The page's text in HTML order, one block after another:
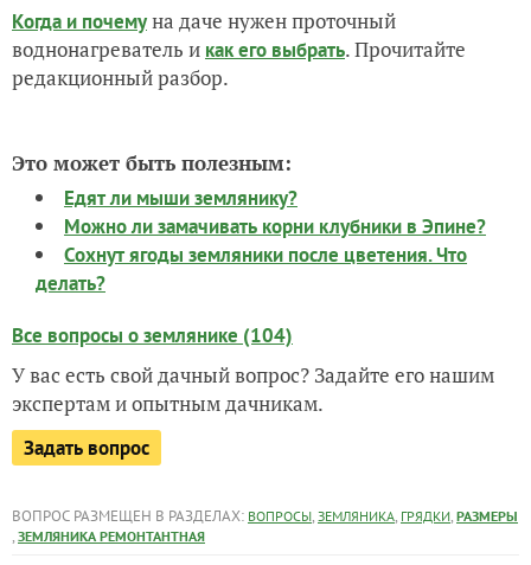
Когда и почемуна даче нужен проточный
воднонагреватель и как его выбрать. Прочитайте
редакционный разбор.
Это может быть полезным:
Едят ли мыши землянику?
Можно ли замачивать корни клубники в Эпине?
Сохнут ягоды земляники после цветения. Что
делать?
Все вопросы о землянике (104)
У вас есть свой дачный вопрос? Задайте его нашим
экспертам и опытным дачникам.
Задать вопрос
ВОПРОС РАЗМЕЩЕН В РАЗДЕЛАХ: ВОПРОСЫ, ЗЕМЛЯНИКА, ГРЯДКИ, РАЗМЕРЫ
, ЗЕМЛЯНИКА РЕМОНТАНТНАЯ